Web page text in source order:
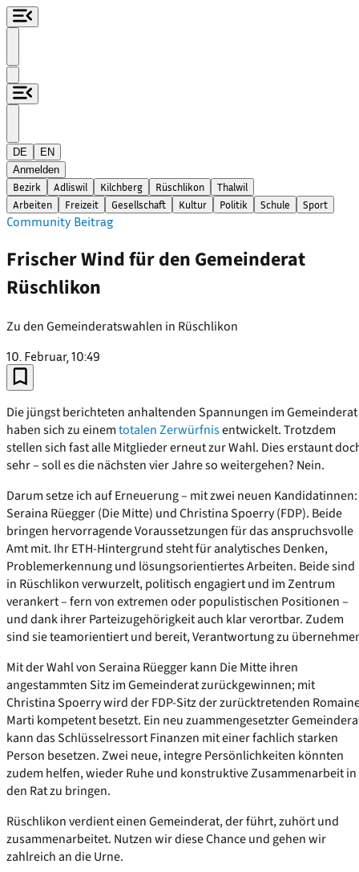
DE
EN
Anmelden
Bezirk Adliswil Kilchberg Rüschlikon
Thalwil
Arbeiten
Freizeit Gesellschaft Kultur Politik Schule Sport
Community Beitrag
Frischer Wind für den Gemeinderat
Rüschlikon
Zu den Gemeinderatswahlen in Rüschlikon
10. Februar, 10:49
Die jüngst berichteten anhaltenden Spannungen im Gemeinderat
haben sich zu einemtotalen Zerwürfnisentwickelt. Trotzdem
stellen sich fast alle Mitglieder erneut zur Wahl. Dies erstaunt
sehr – soll es die nächsten vier Jahre so weitergehen? Nein.
Darum setze ich auf Erneuerung – mit zwei neuen Kandidatinnen:
Seraina Rüegger (Die Mitte) und Christina Spoerry (FDP). Beide
bringen hervorragende Voraussetzungen für das anspruchsvolle
Amt mit. Ihr ETH‑Hintergrund steht für analytisches Denken,
Problemerkennung und lösungsorientiertes Arbeiten. Beide sind
in Rüschlikon verwurzelt, politisch engagiert und im Zentrum
verankert – fern von extremen oder populistischen Positionen –
und dank ihrer Parteizugehörigkeit auch klar verortbar. Zudem
sind sie teamorientiert und bereit, Verantwortung zu
Mit der Wahl von Seraina Rüegger kann Die Mitte ihren
angestammten Sitz im Gemeinderat zurückgewinnen; mit
Christina Spoerry wird der FDP‑Sitz der zurücktretenden
Marti kompetent besetzt. Ein neu zuammengesetzter
kann das Schlüsselressort Finanzen mit einer fachlich starken
Person besetzen. Zwei neue, integre Persönlichkeiten könnten
zudem helfen, wieder Ruhe und konstruktive Zusammenarbeit in
den Rat zu bringen.
Rüschlikon verdient einen Gemeinderat, der führt, zuhört und
zusammenarbeitet. Nutzen wir diese Chance und gehen wir
zahlreich an die Urne.